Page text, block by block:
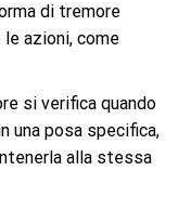
di tremore
azioni, come
si verifica quando
una posa specifica,
alla stessa